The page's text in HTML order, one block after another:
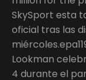
SkySport esta
oficial tras las
Lookman
4 durante el